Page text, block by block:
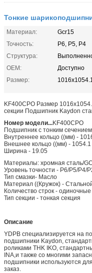
Тонкие
Материал:
Gcr15
Точность:
P6, P5, P4
Структура:
OEM:
Доступно
Размер:
KF400CPO Размер
секции Подшипник Kaydon
Номер модели...KF400CPO
Подшипник с тонким сечением
Внутреннее кольцо ((мм) -
Внешнее кольцо ((мм) - 1054.1
Ширина - 19.05
Материалы: хромная сталь/
Уровень точности - P6/P5/P4/
Тип смазки- Масло
Материал ((Кружок) -
Количество строк - одиночные
Тип секции - тонкая секция
Описание
YDPB специализируется на
подшипники Kaydon,
роликами THK IKO,
INA,и также со многими
подшипники используются
заказ.